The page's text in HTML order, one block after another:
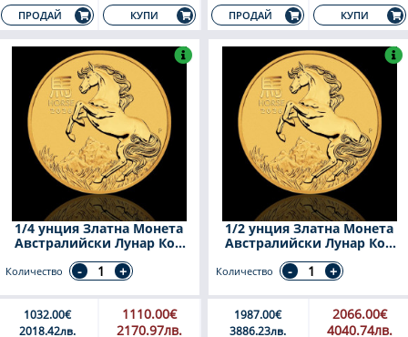
ПРОДАЙ КУПИ ПРОДАЙ КУПИ
1/4 унция Златна Монета
Австралийски Лунар Кон
2026
Количество
1032.00€
2018.42лв.
1110.00€
2170.97лв.
1/2 унция Златна Монета
Австралийски Лунар Кон
2026
Количество
1987.00€
3886.23лв.
2066.00€
4040.74лв.